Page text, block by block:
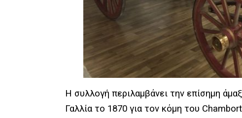
Η συλλογή περιλαμβάνει την επίσημη
Γαλλία το 1870 για τον κόμη του